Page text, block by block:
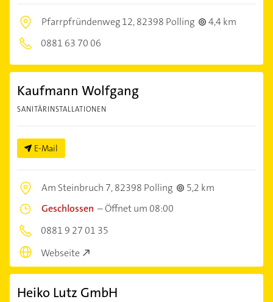
Pfarrpfründenweg 12,82398 Polling
4,4 km
0881 63 70 06
Kaufmann Wolfgang
SANITÄRINSTALLATIONEN
E-Mail
Am Steinbruch 7,82398 Polling
5,2 km
Geschlossen –Öffnet um 08:00
0881 9 27 01 35
Webseite
Heiko Lutz GmbH